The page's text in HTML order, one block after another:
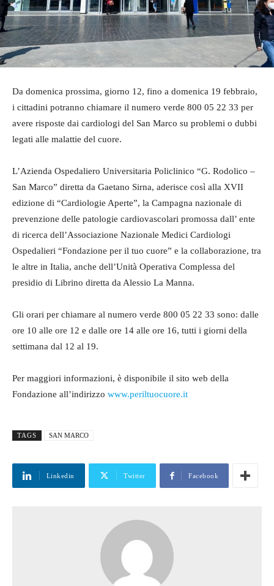
Da domenica prossima, giorno 12, fino a domenica 19 febbraio,
i cittadini potranno chiamare il numero verde 800 05 22 33 per
avere risposte dai cardiologi del San Marco su problemi o dubbi
legati alle malattie del cuore.
L’Azienda Ospedaliero Universitaria Policlinico “G. Rodolico –
San Marco” diretta da Gaetano Sirna, aderisce così alla XVII
edizione di “Cardiologie Aperte”, la Campagna nazionale di
prevenzione delle patologie cardiovascolari promossa dall’ ente
di ricerca dell’Associazione Nazionale Medici Cardiologi
Ospedalieri “Fondazione per il tuo cuore” e la collaborazione, tra
le altre in Italia, anche dell’Unità Operativa Complessa del
presidio di Librino diretta da Alessio La Manna.
Gli orari per chiamare al numero verde 800 05 22 33 sono: dalle
ore 10 alle ore 12 e dalle ore 14 alle ore 16, tutti i giorni della
settimana dal 12 al 19.
Per maggiori informazioni, è disponibile il sito web della
Fondazione all’indirizzo www.periltuocuore.it
TAGS SAN MARCO
Linkedin Twitter Facebook